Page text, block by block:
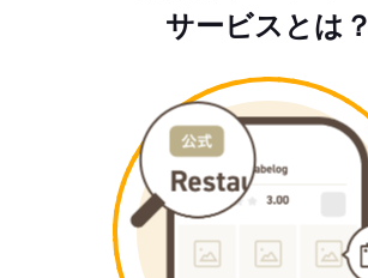
サービスとは？